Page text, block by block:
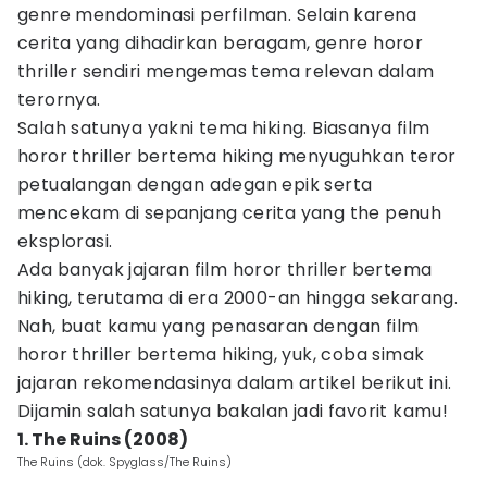
genre mendominasi perfilman. Selain karena
cerita yang dihadirkan beragam, genre horor
thriller sendiri mengemas tema relevan dalam
terornya.
Salah satunya yakni tema hiking. Biasanya film
horor thriller bertema hiking menyuguhkan teror
petualangan dengan adegan epik serta
mencekam di sepanjang cerita yang the penuh
eksplorasi.
Ada banyak jajaran film horor thriller bertema
hiking, terutama di era 2000-an hingga sekarang.
Nah, buat kamu yang penasaran dengan film
horor thriller bertema hiking, yuk, coba simak
jajaran rekomendasinya dalam artikel berikut ini.
Dijamin salah satunya bakalan jadi favorit kamu!
1. The Ruins (2008)
The Ruins (dok. Spyglass/The Ruins)